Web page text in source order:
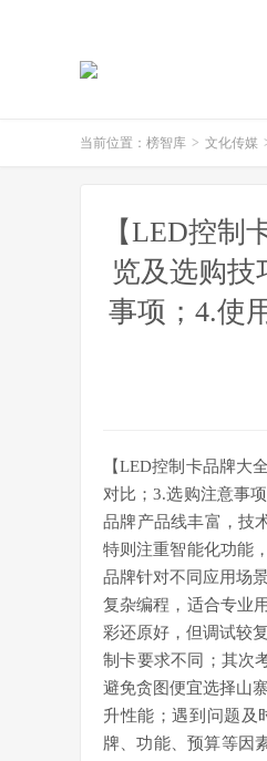
当前位置： 榜智库 > 文化传媒
【LED控
览及选购技
事项；4.使
【LED控制卡品牌大
对比；3.选购注意事
品牌产品线丰富，技
特则注重智能化功能
品牌针对不同应用场
复杂编程，适合专业
彩还原好，但调试较
制卡要求不同；其次
避免贪图便宜选择山
升性能；遇到问题及
牌、功能、预算等因